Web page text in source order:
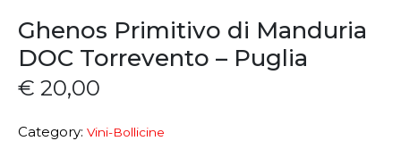
Ghenos Primitivo di Manduria
DOC Torrevento – Puglia
€ 20,00
Category: Vini-Bollicine